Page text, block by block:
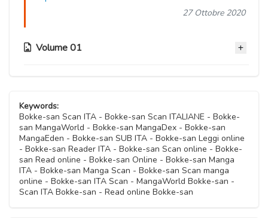
27 Ottobre 2020
Volume 01
Capitolo 08
27 Ottobre 2020
Capitolo 07
27 Ottobre 2020
Keywords:
Bokke-san Scan ITA - Bokke-san Scan ITALIANE - Bokke-
san MangaWorld - Bokke-san MangaDex - Bokke-san
MangaEden - Bokke-san SUB ITA - Bokke-san Leggi online
- Bokke-san Reader ITA - Bokke-san Scan online - Bokke-
san Read online - Bokke-san Online - Bokke-san Manga
ITA - Bokke-san Manga Scan - Bokke-san Scan manga
online - Bokke-san ITA Scan - MangaWorld Bokke-san -
Scan ITA Bokke-san - Read online Bokke-san